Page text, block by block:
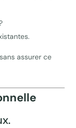
assurer ce